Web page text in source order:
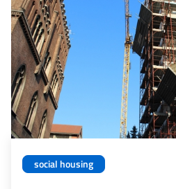
social housing